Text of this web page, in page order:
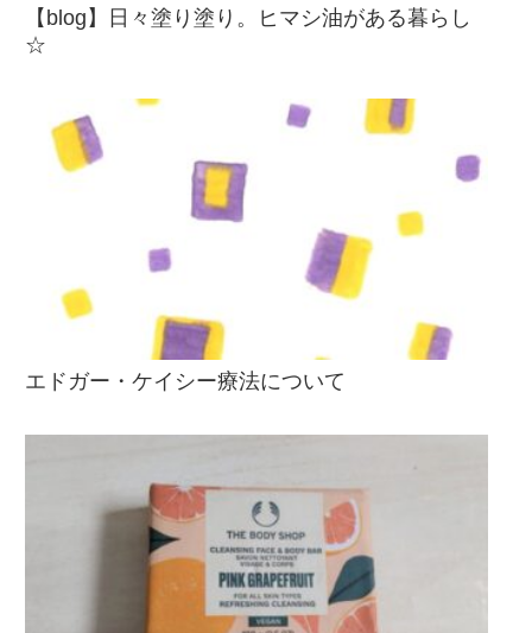
【blog】日々塗り塗り。ヒマシ油がある暮らし
☆
エドガー・ケイシー療法について